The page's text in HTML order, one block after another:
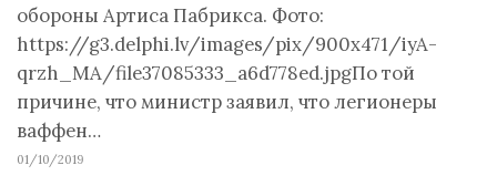
обороны Артиса Пабрикса. Фото:
https://g3.delphi.lv/images/pix/900x471/iyA-
qrzh_MA/file37085333_a6d778ed.jpgПо той
причине, что министр заявил, что легионеры
ваффен…
01/10/2019